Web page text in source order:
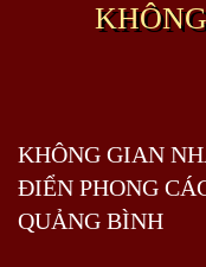
KHÔNG GIAN
ĐIỂN PHONG
QUẢNG BÌNH